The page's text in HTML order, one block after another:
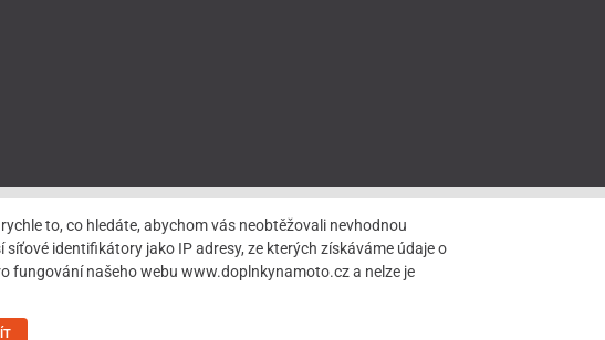
to, co hledáte, abychom vás neobtěžovali nevhodnou
identifikátory jako IP adresy, ze kterých získáváme údaje o
fungování našeho webu www.doplnkynamoto.cz a nelze je